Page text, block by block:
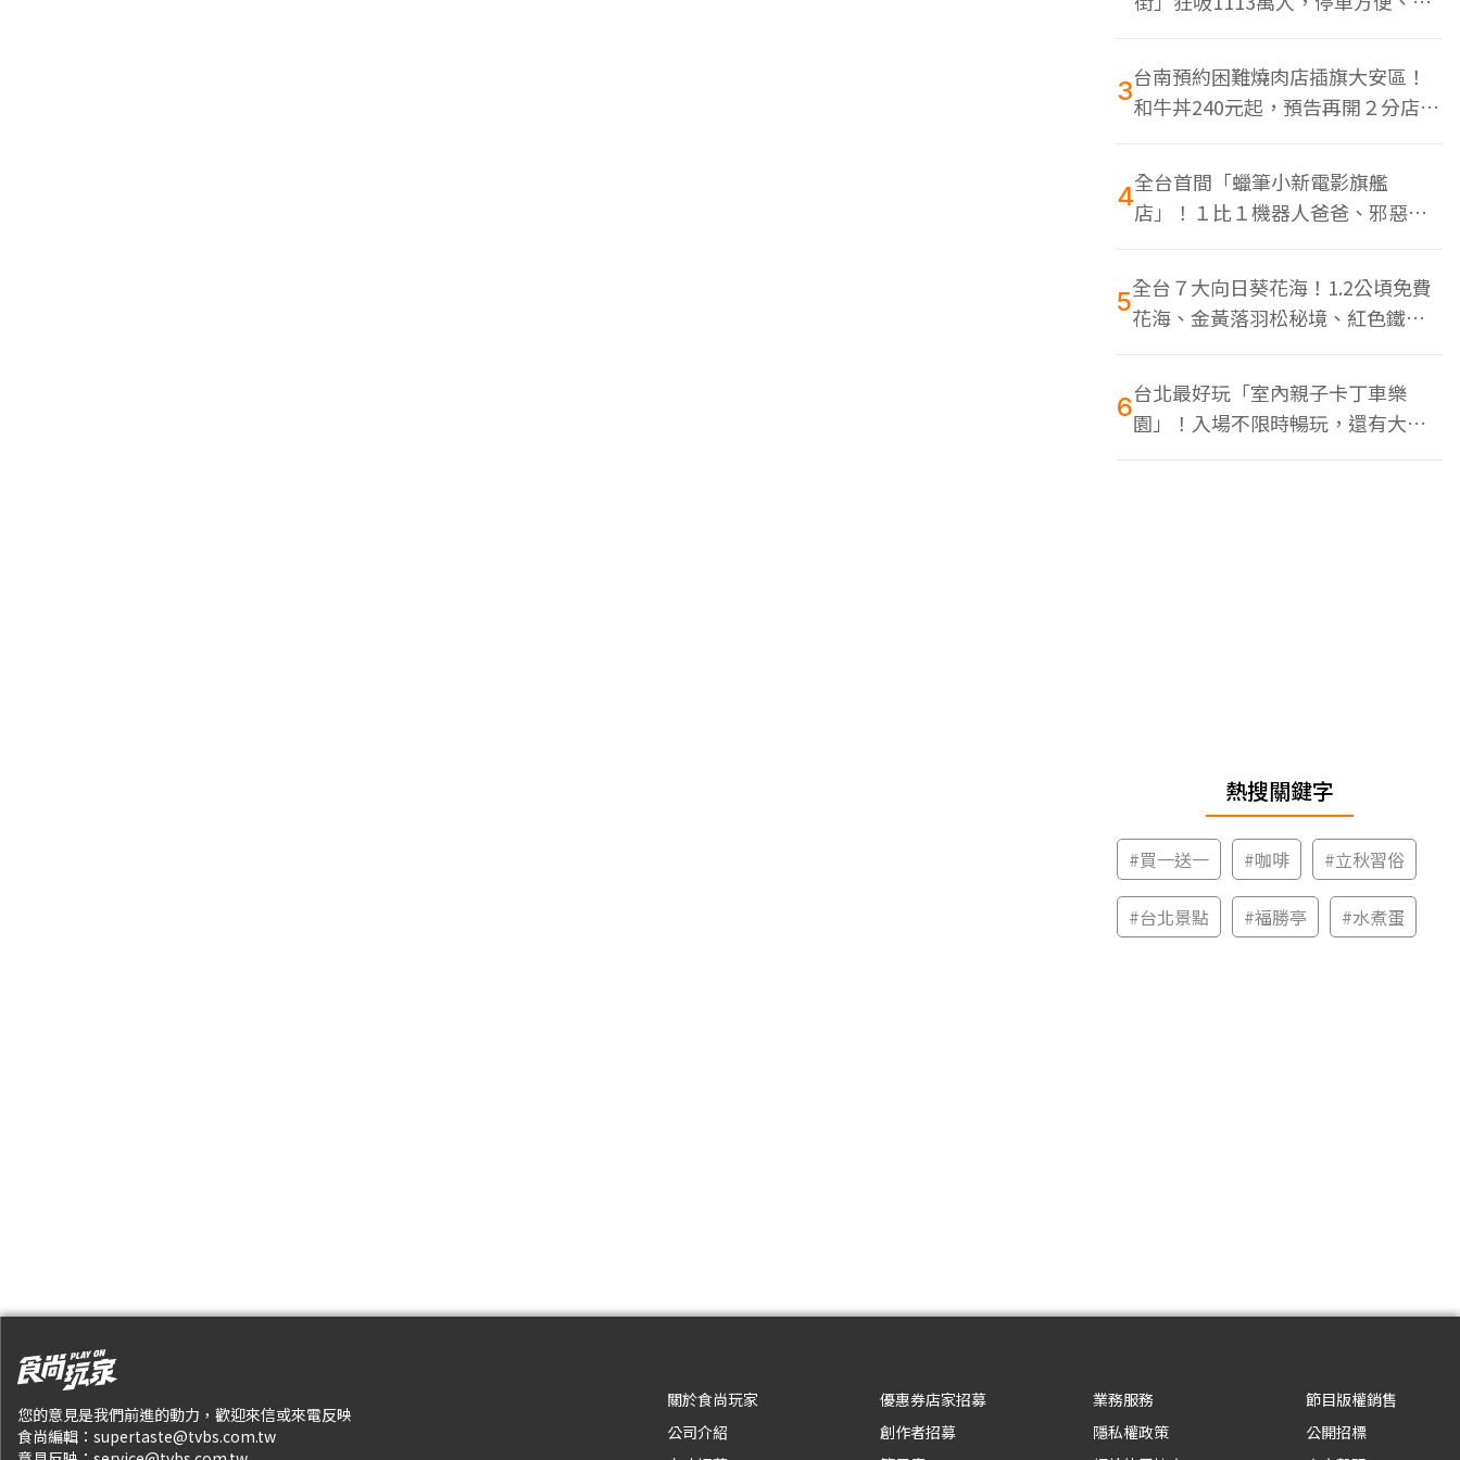
色美食多
3台南預約困難燒肉店插旗大安區！
和牛丼240元起，預告再開２分店、
地點曝光
4全台首間「蠟筆小新電影旗艦
店」！１比１機器人爸爸、邪惡正
男，百款周邊買翻
5全台７大向日葵花海！1.2公頃免費
花海、金黃落羽松秘境、紅色鐵橋
同框
6台北最好玩「室內親子卡丁車樂
園」！入場不限時暢玩，還有大螢
幕Switch遊戲區
熱搜關鍵字
#買一送一 #咖啡 #立秋習俗
#台北景點 #福勝亭 #水煮蛋
您的意見是我們前進的動力，歡迎來信或來電反映
食尚編輯： supertaste@tvbs.com.tw
關於食尚玩家
公司介紹
優惠券店家招募
創作者招募
業務服務
隱私權政策
節目版權銷售
公開招標